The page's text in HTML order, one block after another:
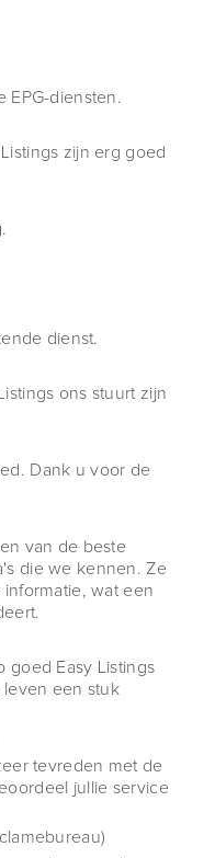
EPG-diensten.
zijn erg goed
dienst.
ons stuurt zijn
Dank u voor de
van de beste
die we kennen. Ze
wat een
goed Easy Listings
leven een stuk
tevreden met de
jullie service